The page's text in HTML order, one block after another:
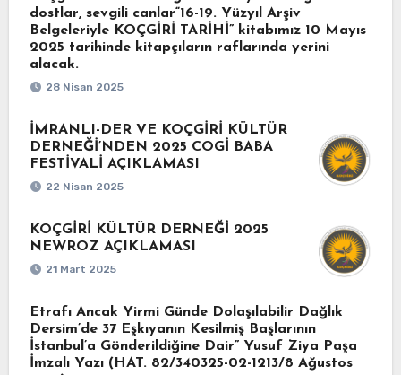
dostlar, sevgili canlar“16-19. Yüzyıl Arşiv
Belgeleriyle KOÇGİRİ TARİHİ” kitabımız 10 Mayıs
2025 tarihinde kitapçıların raflarında yerini
alacak.
28 Nisan 2025
İMRANLI-DER VE KOÇGİRİ KÜLTÜR
DERNEĞİ’NDEN 2025 COGİ BABA
FESTİVALİ AÇIKLAMASI
22 Nisan 2025
KOÇGİRİ KÜLTÜR DERNEĞİ 2025
NEWROZ AÇIKLAMASI
21 Mart 2025
Etrafı Ancak Yirmi Günde Dolaşılabilir Dağlık
Dersim’de 37 Eşkıyanın Kesilmiş Başlarının
İstanbul’a Gönderildiğine Dair” Yusuf Ziya Paşa
İmzalı Yazı (HAT. 82/340325-02-1213/8 Ağustos